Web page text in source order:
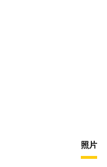
照片